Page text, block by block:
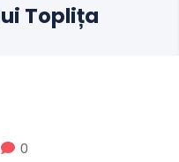
Toplița
0